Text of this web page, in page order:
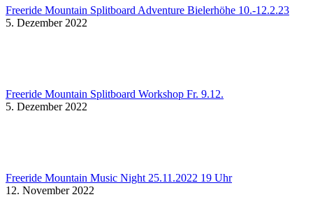
Freeride Mountain Splitboard Adventure Bielerhöhe 10.-12.2.23
5. Dezember 2022
Freeride Mountain Splitboard Workshop Fr. 9.12.
5. Dezember 2022
Freeride Mountain Music Night 25.11.2022 19 Uhr
12. November 2022